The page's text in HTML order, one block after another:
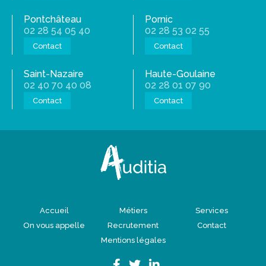
Pontchâteau
02 28 54 05 40
Contact
Pornic
02 28 53 02 55
Contact
Saint-Nazaire
02 40 70 40 08
Contact
Haute-Goulaine
02 28 01 07 90
Contact
Accueil Métiers
Services
On vous appelle
Recrutement
Contact
Mentions légales